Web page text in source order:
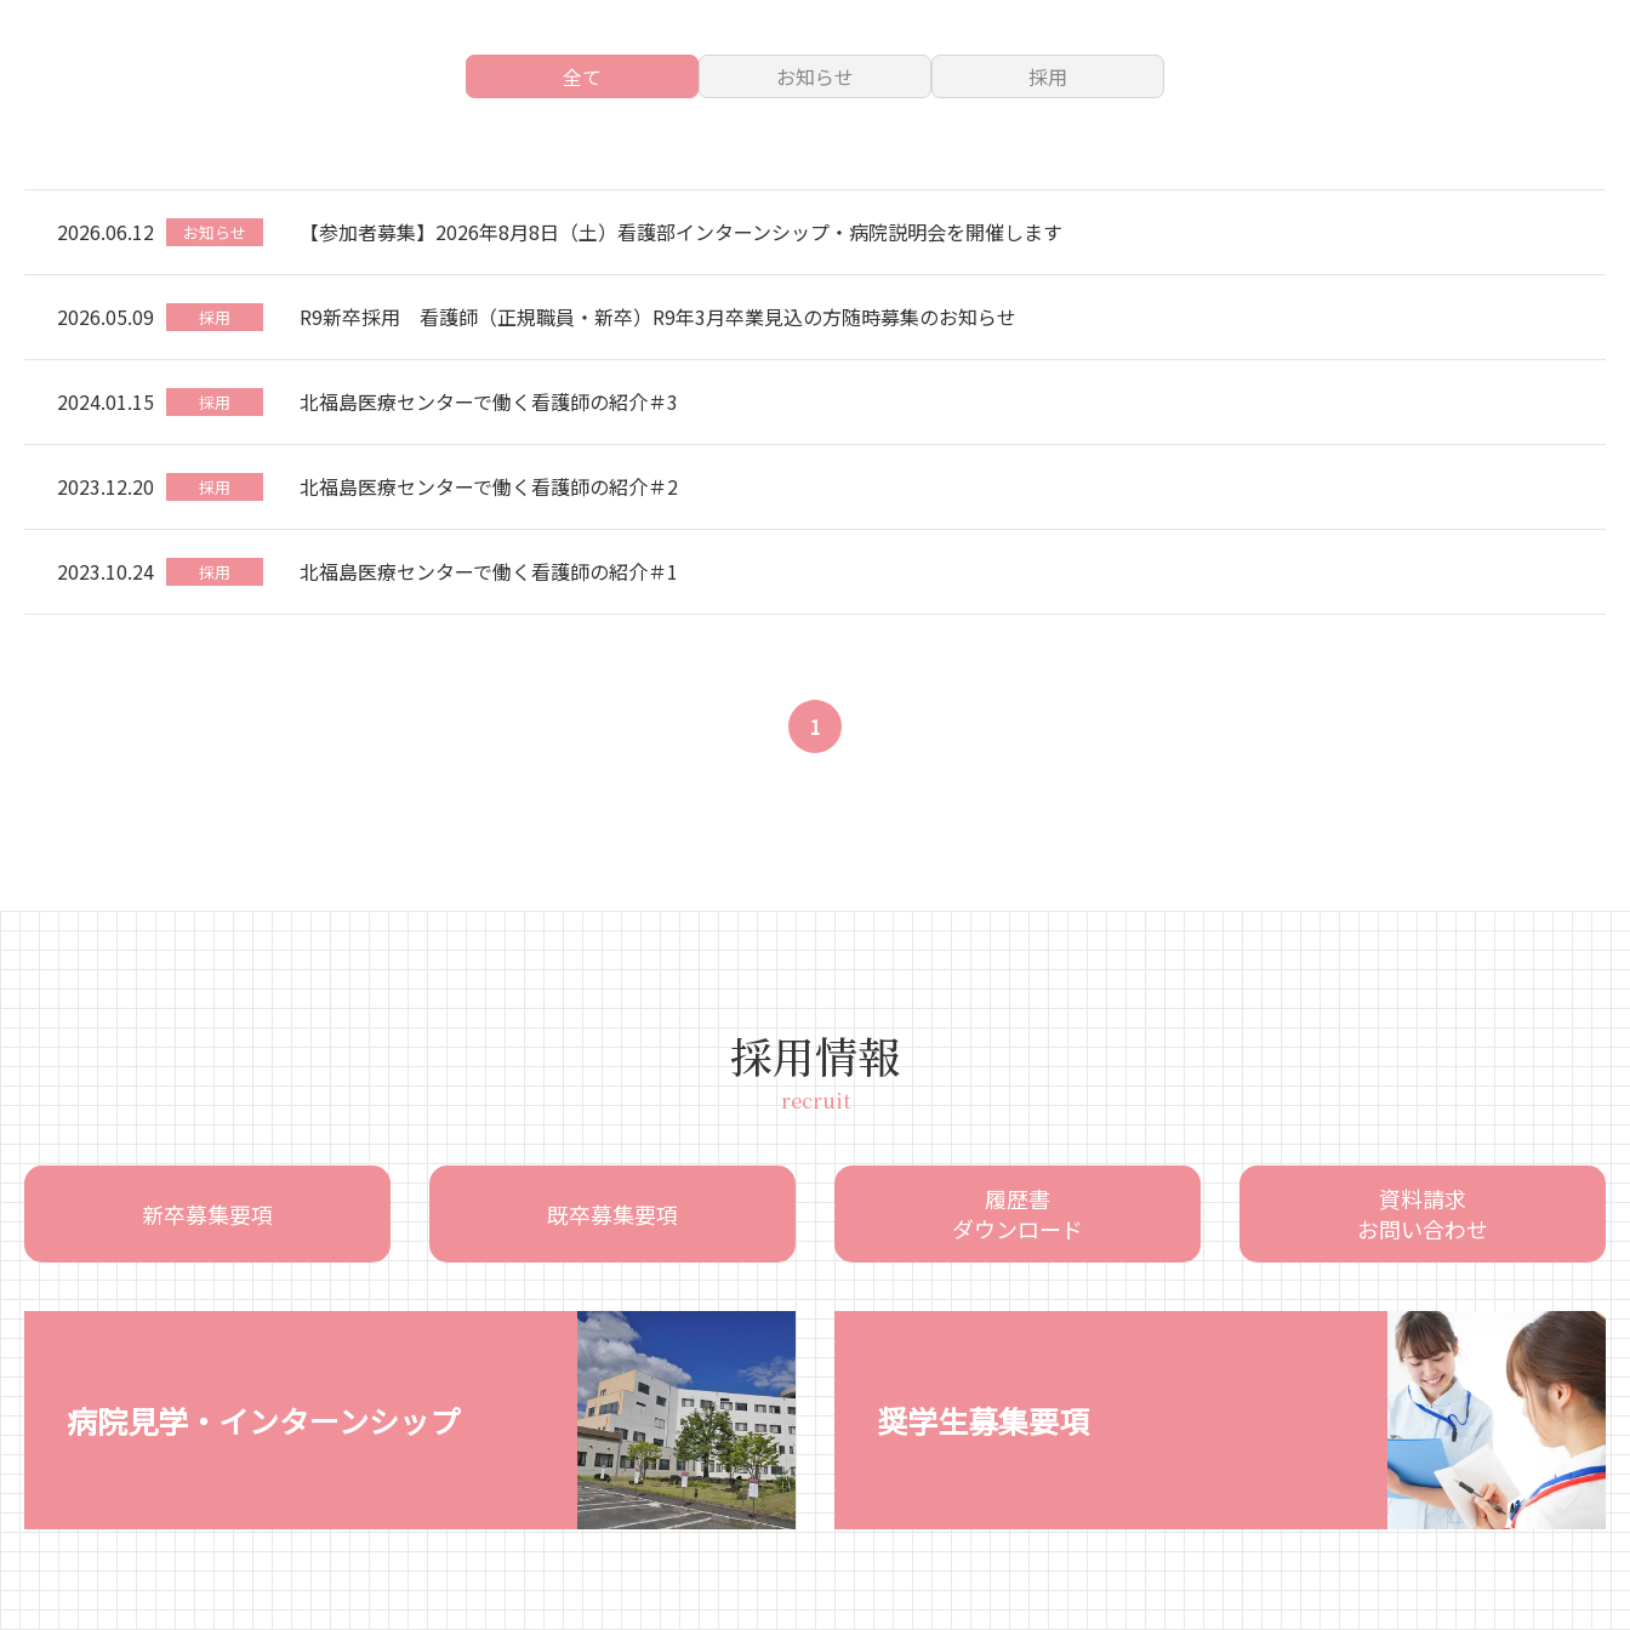
全て お知らせ 採用
2026.06.12 お知らせ 【参加者募集】2026年8月8日（土）看護部インターンシップ・病院説明会を開催します
2026.05.09 採用 R9新卒採用 看護師（正規職員・新卒）R9年3月卒業見込の方随時募集のお知らせ
2024.01.15 採用 北福島医療センターで働く看護師の紹介＃3
2023.12.20 採用 北福島医療センターで働く看護師の紹介＃2
2023.10.24 採用 北福島医療センターで働く看護師の紹介＃1
1
採用情報
recruit
新卒募集要項 既卒募集要項
履歴書
ダウンロード
資料請求
お問い合わせ
病院見学・インターンシップ 奨学生募集要項